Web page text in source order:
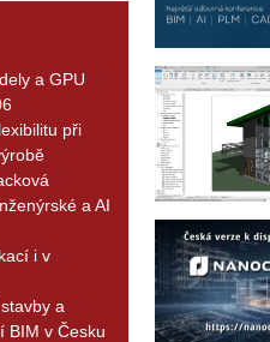
a GPU
při
a AI
i v
a
BIM v Česku